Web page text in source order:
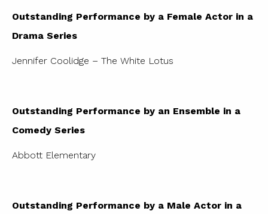
Outstanding Performance by a Female Actor in a
Drama Series
Jennifer Coolidge – The White Lotus
Outstanding Performance by an Ensemble in a
Comedy Series
Abbott Elementary
Outstanding Performance by a Male Actor in a